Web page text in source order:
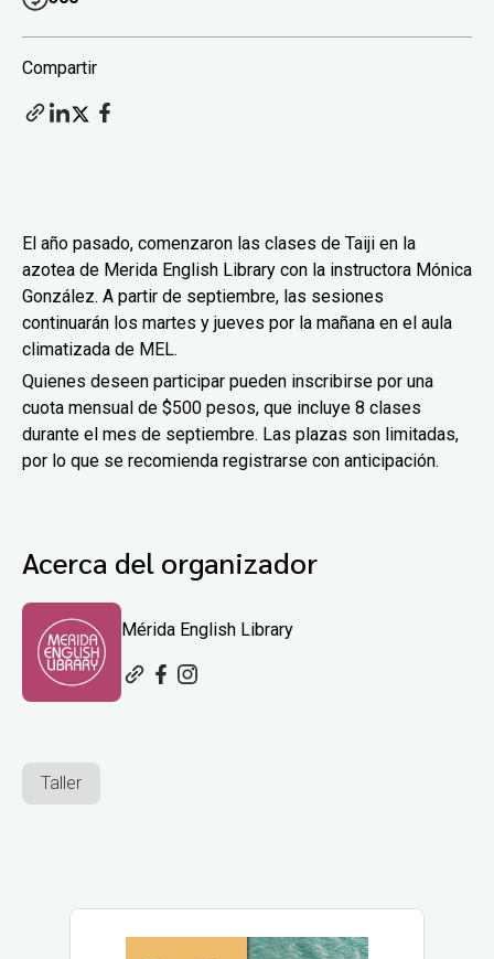
Compartir
El año pasado, comenzaron las clases de Taiji en la
azotea de Merida English Library con la instructora Mónica
González. A partir de septiembre, las sesiones
continuarán los martes y jueves por la mañana en el aula
climatizada de MEL.
Quienes deseen participar pueden inscribirse por una
cuota mensual de $500 pesos, que incluye 8 clases
durante el mes de septiembre. Las plazas son limitadas,
por lo que se recomienda registrarse con anticipación.
Acerca del organizador
Mérida English Library
Taller